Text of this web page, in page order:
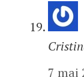
7 mai